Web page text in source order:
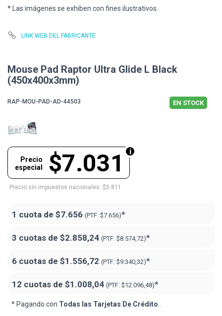
* Las imágenes se exhiben con fines ilustrativos.
LINK WEB DEL FABRICANTE
Mouse Pad Raptor Ultra Glide L Black
(450x400x3mm)
RAP-MOU-PAD-AD-44503 EN STOCK
$7.031
Precio
especial
Precio sin impuestos nacionales: $5.811
1 cuota de $7.656 (PTF: $7.656)*
3 cuotas de $2.858,24 (PTF: $8.574,72)*
6 cuotas de $1.556,72 (PTF: $9.340,32)*
12 cuotas de $1.008,04 (PTF: $12.096,48)*
* Pagando con Todas las Tarjetas De Crédito